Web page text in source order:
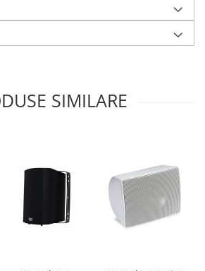
SIMILARE